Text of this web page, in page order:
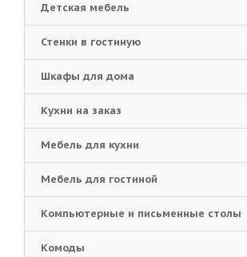
Детская мебель
Стенки в гостиную
Шкафы для дома
Кухни на заказ
Мебель для кухни
Мебель для гостиной
Компьютерные и письменные столы
Комоды